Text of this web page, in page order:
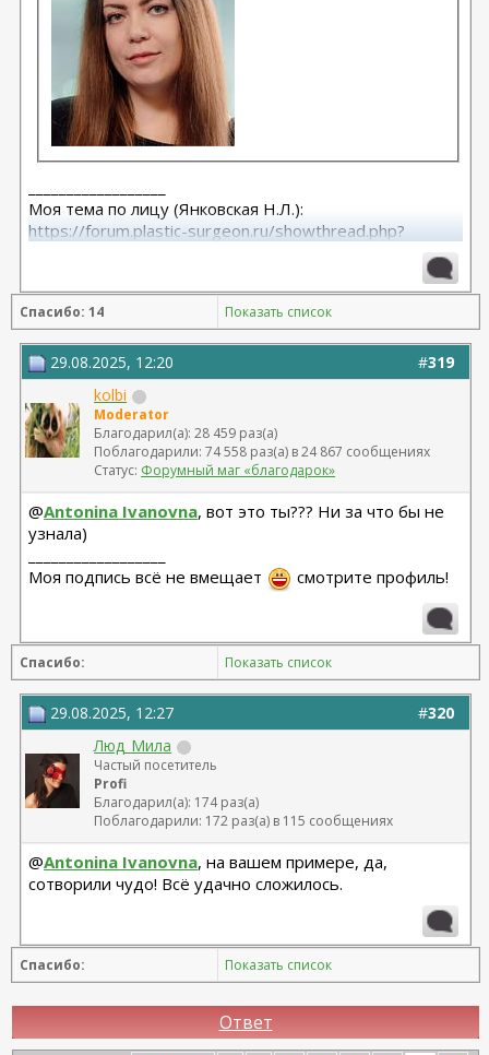
Моя тема по лицу (Янковская Н.Л.):
https://forum.plastic-surgeon.ru/showthread.php?
Моя тема по телу (Арамян Л.А.): https://forum.plastic-
surgeon.ru/showthread.php?t=25304
Спасибо: 14 Показать список
#319
29.08.2025, 12:20
kolbi
Moderator
Благодарил(а): 28 459 раз(а)
Поблагодарили: 74 558 раз(а) в 24 867 сообщениях
Статус: Форумный маг «благодарок»
@Antonina Ivanovna, вот это ты??? Ни за что бы не
узнала)
Моя подпись всё не вмещает
смотрите профиль!
Спасибо: Показать список
#320
29.08.2025, 12:27
Люд_Мила
Частый посетитель
Profi
Благодарил(а): 174 раз(а)
Поблагодарили: 172 раз(а) в 115 сообщениях
@Antonina Ivanovna, на вашем примере, да,
сотворили чудо! Всё удачно сложилось.
Спасибо: Показать список
Ответ